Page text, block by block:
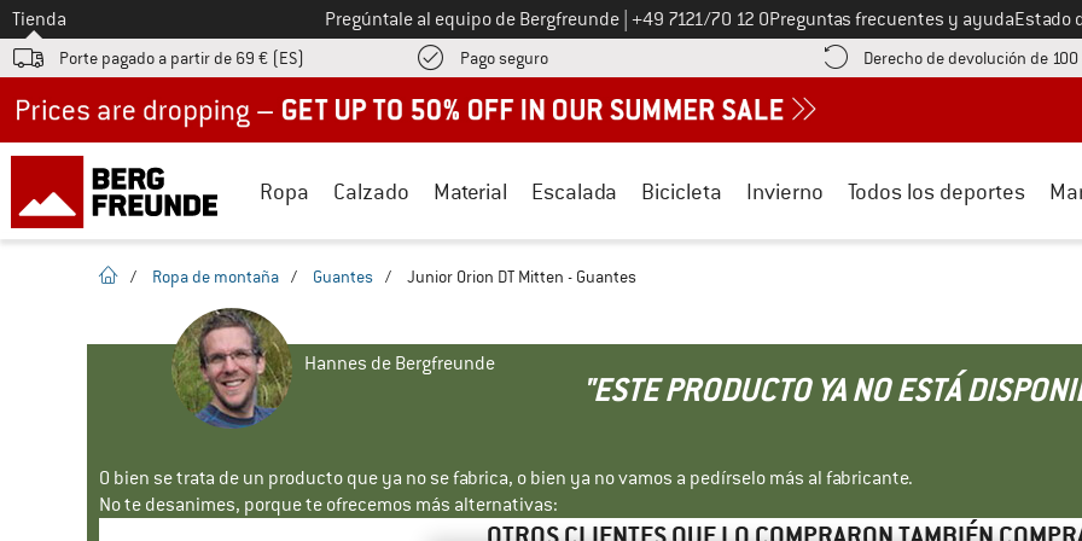
A la
Tienda Pregúntale al equipo de Bergfreunde Llámenos al
+49 7121/70 12 0Preguntas frecuentes y ayudaEstado
Porte pagado a partir de 69 € (ES) Pago seguro¡encuentre información sobre el pago aquí! Se abre en una ventana de
Derecho de devolución de
Ropa Calzado Material Escalada Bicicleta Invierno Todos los deportes
la pagina de inicio
/ Ropa de montaña / Guantes / Junior Orion DT Mitten - Guantes
Hannes de Bergfreunde
"ESTE PRODUCTO YA NO ESTÁ
O bien se trata de un producto que ya no se fabrica, o bien ya no vamos a pedírselo más al fabricante.
No te desanimes, porque te ofrecemos más alternativas: